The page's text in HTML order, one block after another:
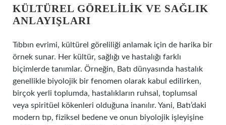
KÜLTÜREL GÖRELILIK VE SAĞLIK
ANLAYIŞLARI
Tıbbın evrimi, kültürel göreliliği anlamak için de harika bir
örnek sunar. Her kültür, sağlığı ve hastalığı farklı
biçimlerde tanımlar. Örneğin, Batı dünyasında hastalık
genellikle biyolojik bir fenomen olarak kabul edilirken,
birçok yerli toplumda, hastalıkların ruhsal, toplumsal
veya spiritüel kökenleri olduğuna inanılır. Yani, Batı’daki
modern tıp, fiziksel bedene ve onun biyolojik işleyişine